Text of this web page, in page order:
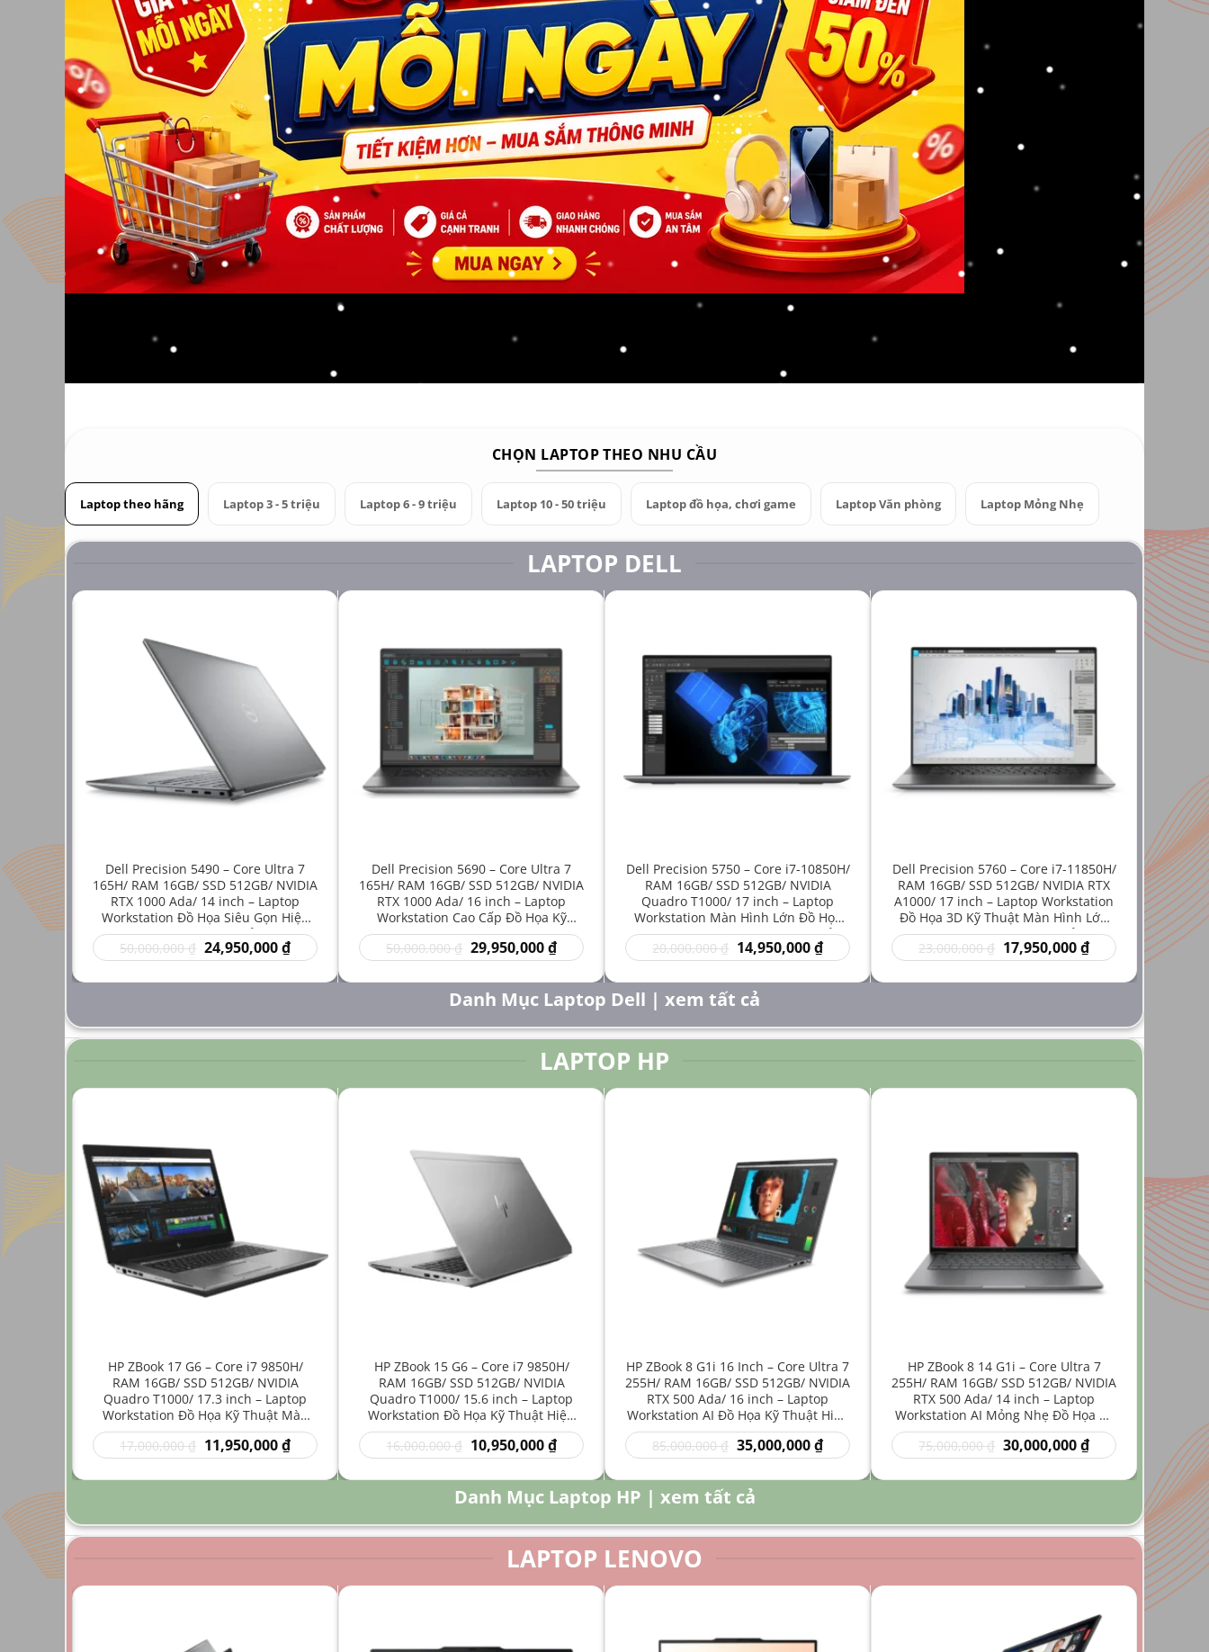
CHỌN LAPTOP THEO NHU CẦU
Laptop theo hãng Laptop 3 - 5 triệu Laptop 6 - 9 triệu Laptop 10 - 50 triệu Laptop đồ họa, chơi game Laptop Văn phòng Laptop Mỏng Nhẹ
LAPTOP DELL
Dell Precision 5490 – Core Ultra 7
165H/ RAM 16GB/ SSD 512GB/ NVIDIA
RTX 1000 Ada/ 14 inch – Laptop
Workstation Đồ Họa Siêu Gọn Hiệu
Năng Cao Giá Rẻ
50,000,000₫ Giá
gốc
50,000,000 ₫.
24,950,000₫Giá
hiện
là:
Dell Precision 5690 – Core Ultra 7
165H/ RAM 16GB/ SSD 512GB/ NVIDIA
RTX 1000 Ada/ 16 inch – Laptop
Workstation Cao Cấp Đồ Họa Kỹ
Thuật Sáng Tạo Hiệu Năng Mạnh
50,000,000₫ Giá
gốc
50,000,000 ₫.
29,950,000₫Giá
hiện
là:
29,950,000 ₫.
Dell Precision 5750 – Core i7-10850H/
RAM 16GB/ SSD 512GB/ NVIDIA
Quadro T1000/ 17 inch – Laptop
Workstation Màn Hình Lớn Đồ Họa
Kỹ Thuật Chuyên Nghiệp Giá Rẻ
20,000,000₫ Giá
gốc
20,000,000 ₫.
14,950,000₫Giá
hiện
là:
Dell Precision 5760 – Core i7-11850H/
RAM 16GB/ SSD 512GB/ NVIDIA RTX
A1000/ 17 inch – Laptop Workstation
Đồ Họa 3D Kỹ Thuật Màn Hình Lớn
Hiệu Năng Mạnh Giá Rẻ
23,000,000₫ Giá
gốc
23,000,000 ₫.
17,950,000₫Giá
hiện
là:
i7-
–
Cho
Danh Mục Laptop Dell | xem tất cả
LAPTOP HP
HP ZBook 17 G6 – Core i7 9850H/
RAM 16GB/ SSD 512GB/ NVIDIA
Quadro T1000/ 17.3 inch – Laptop
Workstation Đồ Họa Kỹ Thuật Màn
Hình Lớn
17,000,000₫ Giá
gốc
17,000,000 ₫.
11,950,000₫Giá
hiện
là:
HP ZBook 15 G6 – Core i7 9850H/
RAM 16GB/ SSD 512GB/ NVIDIA
Quadro T1000/ 15.6 inch – Laptop
Workstation Đồ Họa Kỹ Thuật Hiệu
Năng Cao
16,000,000₫ Giá
gốc
16,000,000 ₫.
10,950,000₫Giá
hiện
là:
10,950,000 ₫.
HP ZBook 8 G1i 16 Inch – Core Ultra 7
255H/ RAM 16GB/ SSD 512GB/ NVIDIA
RTX 500 Ada/ 16 inch – Laptop
Workstation AI Đồ Họa Kỹ Thuật Hiệu
Năng Cao
85,000,000₫ Giá
gốc
85,000,000 ₫.
35,000,000₫Giá
hiện
là:
HP ZBook 8 14 G1i – Core Ultra 7
255H/ RAM 16GB/ SSD 512GB/ NVIDIA
RTX 500 Ada/ 14 inch – Laptop
Workstation AI Mỏng Nhẹ Đồ Họa Kỹ
Thuật
75,000,000₫ Giá
gốc
75,000,000 ₫.
30,000,000₫Giá
hiện
là:
30,000,000 ₫.
9,950,000 ₫. Danh Mục Laptop HP | xem tất cả
LAPTOP LENOVO